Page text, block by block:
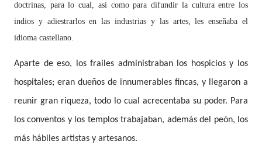
doctrinas, para lo cual, así como para difundir la cultura entre los
indios y adiestrarlos en las industrias y las artes, les enseñaba el
idioma castellano.
Aparte de eso, los frailes administraban los hospicios y los
hospitales; eran dueños de innumerables fincas, y llegaron a
reunir gran riqueza, todo lo cual acrecentaba su poder. Para
los conventos y los templos trabajaban, además del peón, los
más hábiles artistas y artesanos.